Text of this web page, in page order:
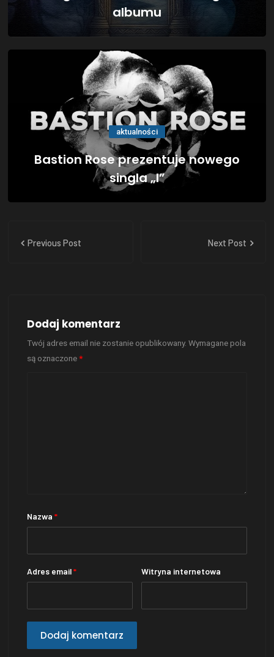
albumu
aktualności
Bastion Rose prezentuje nowego
singla „I”
Previous Post Next Post
Dodaj komentarz
Twój adres email nie zostanie opublikowany. Wymagane pola
są oznaczone*
Nazwa*
Adres email* Witryna internetowa